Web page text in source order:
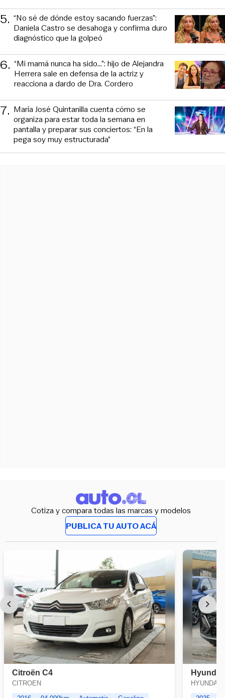
5. “No sé de dónde estoy sacando fuerzas”:
Daniela Castro se desahoga y confirma duro
diagnóstico que la golpeó
6. “Mi mamá nunca ha sido...”: hijo de Alejandra
Herrera sale en defensa de la actriz y
reacciona a dardo de Dra. Cordero
7. María José Quintanilla cuenta cómo se
organiza para estar toda la semana en
pantalla y preparar sus conciertos: “En la
pega soy muy estructurada”
Cotiza y compara todas las marcas y modelos
PUBLICA TU AUTO ACÁ